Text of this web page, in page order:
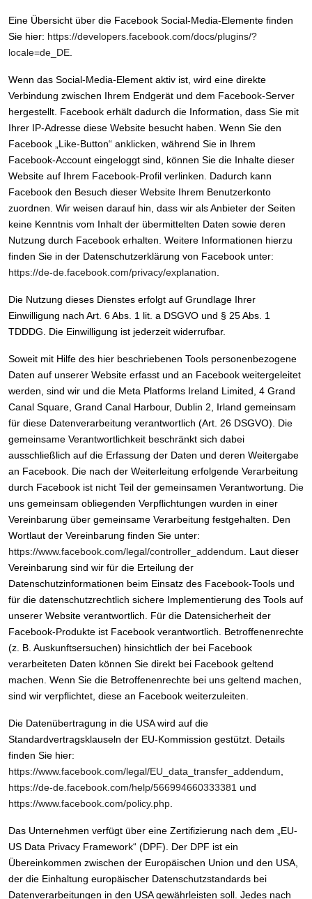
Eine Übersicht über die Facebook Social-Media-Elemente finden
Sie hier: https://developers.facebook.com/docs/plugins/?
locale=de_DE.
Wenn das Social-Media-Element aktiv ist, wird eine direkte
Verbindung zwischen Ihrem Endgerät und dem Facebook-Server
hergestellt. Facebook erhält dadurch die Information, dass Sie mit
Ihrer IP-Adresse diese Website besucht haben. Wenn Sie den
Facebook „Like-Button“ anklicken, während Sie in Ihrem
Facebook-Account eingeloggt sind, können Sie die Inhalte dieser
Website auf Ihrem Facebook-Profil verlinken. Dadurch kann
Facebook den Besuch dieser Website Ihrem Benutzerkonto
zuordnen. Wir weisen darauf hin, dass wir als Anbieter der Seiten
keine Kenntnis vom Inhalt der übermittelten Daten sowie deren
Nutzung durch Facebook erhalten. Weitere Informationen hierzu
finden Sie in der Datenschutzerklärung von Facebook unter:
https://de-de.facebook.com/privacy/explanation.
Die Nutzung dieses Dienstes erfolgt auf Grundlage Ihrer
Einwilligung nach Art. 6 Abs. 1 lit. a DSGVO und § 25 Abs. 1
TDDDG. Die Einwilligung ist jederzeit widerrufbar.
Soweit mit Hilfe des hier beschriebenen Tools personenbezogene
Daten auf unserer Website erfasst und an Facebook weitergeleitet
werden, sind wir und die Meta Platforms Ireland Limited, 4 Grand
Canal Square, Grand Canal Harbour, Dublin 2, Irland gemeinsam
für diese Datenverarbeitung verantwortlich (Art. 26 DSGVO). Die
gemeinsame Verantwortlichkeit beschränkt sich dabei
ausschließlich auf die Erfassung der Daten und deren Weitergabe
an Facebook. Die nach der Weiterleitung erfolgende Verarbeitung
durch Facebook ist nicht Teil der gemeinsamen Verantwortung. Die
uns gemeinsam obliegenden Verpflichtungen wurden in einer
Vereinbarung über gemeinsame Verarbeitung festgehalten. Den
Wortlaut der Vereinbarung finden Sie unter:
https://www.facebook.com/legal/controller_addendum. Laut dieser
Vereinbarung sind wir für die Erteilung der
Datenschutzinformationen beim Einsatz des Facebook-Tools und
für die datenschutzrechtlich sichere Implementierung des Tools auf
unserer Website verantwortlich. Für die Datensicherheit der
Facebook-Produkte ist Facebook verantwortlich. Betroffenenrechte
(z. B. Auskunftsersuchen) hinsichtlich der bei Facebook
verarbeiteten Daten können Sie direkt bei Facebook geltend
machen. Wenn Sie die Betroffenenrechte bei uns geltend machen,
sind wir verpflichtet, diese an Facebook weiterzuleiten.
Die Datenübertragung in die USA wird auf die
Standardvertragsklauseln der EU-Kommission gestützt. Details
finden Sie hier:
https://www.facebook.com/legal/EU_data_transfer_addendum,
https://de-de.facebook.com/help/566994660333381 und
https://www.facebook.com/policy.php.
Das Unternehmen verfügt über eine Zertifizierung nach dem „EU-
US Data Privacy Framework“ (DPF). Der DPF ist ein
Übereinkommen zwischen der Europäischen Union und den USA,
der die Einhaltung europäischer Datenschutzstandards bei
Datenverarbeitungen in den USA gewährleisten soll. Jedes nach